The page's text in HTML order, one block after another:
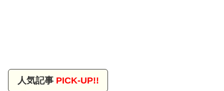
人気記事PICK-UP!!